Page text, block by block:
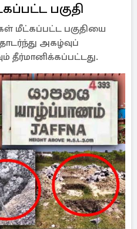
பகுதி
மீட்கப்பட்ட பகுதியை
அகழ்வுப்
தீர்மானிக்கப்பட்டது.